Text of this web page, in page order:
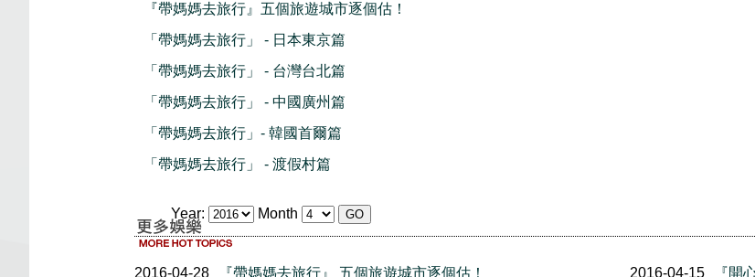
『帶媽媽去旅行』五個旅遊城市逐個估！
「帶媽媽去旅行」 - 日本東京篇
「帶媽媽去旅行」 - 台灣台北篇
「帶媽媽去旅行」 - 中國廣州篇
「帶媽媽去旅行」- 韓國首爾篇
「帶媽媽去旅行」 - 渡假村篇
Year: Month
2016-04-28
『帶媽媽去旅行』 五個旅遊城市逐個估！
2016-04-15
『開